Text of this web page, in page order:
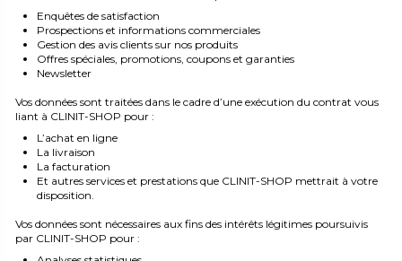
Enquêtes de satisfaction
Prospections et informations commerciales
Gestion des avis clients sur nos produits
Offres spéciales, promotions, coupons et garanties
Newsletter
Vos données sont traitées dans le cadre d’une exécution du contrat vous
liant à CLINIT-SHOP pour :
L’achat en ligne
La livraison
La facturation
Et autres services et prestations que CLINIT-SHOP mettrait à votre
disposition.
Vos données sont nécessaires aux fins des intérêts légitimes poursuivis
par CLINIT-SHOP pour :